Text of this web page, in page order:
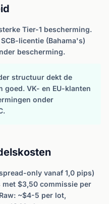
Tier-1 bescherming.
licentie (Bahama's)
bescherming.
structuur dekt de
goed. VK- en EU-klanten
onder
only vanaf 1,0 pips)
met $3,50 commissie per
~$4-5 per lot,